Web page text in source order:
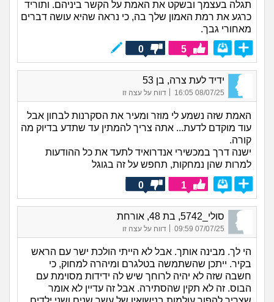
תגלה בעצמך ובשקט את האמת על הקשר ביניהם. ותוריד
כרגע את רמת האמון שלך בה, כי נראה שהיא עושה דברים
מאחורי גבך.
5
0
ידיד לעת צרה, בן 53
08/07/25 16:05 דווח על עצה זו
האמת שזה נשמע לי מוזר ומעיר את הסקרנות לבחון אבל
עוד מוקדם לדעת... אתה צריך להמתין עד שתדע בדיוק מה
קורה.
ישנה דרך במכשירי אנדרואיד לתעד את כל ההודעות
למרות שהן נמחקות, תחפש על זה בגוגל
1
0
סולי_5742, בת 48, אורחת
07/07/25 09:59
| דווח על עצה זו
הי לך. מבינה אותך. אבל לא הייתי הולכת ישר עם הראש
בקיר. ייתכן שהשתמשה בטלגרם ומיהרה למחוק, כי
חשבה שזה לא יהיה לרוחך שיש לה ידידות מסוימת עם
הבוס. זה לא תקין שהסתירה. אבל זה עדיין לא אומר